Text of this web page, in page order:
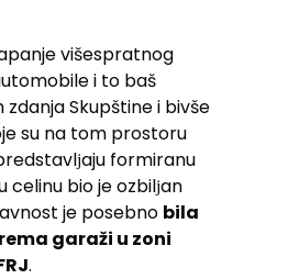
višespratnog
i to baš
Skupštine i bivše
su na tom prostoru
formiranu
bio je ozbilјan
je posebno bila
garaži u zoni
.